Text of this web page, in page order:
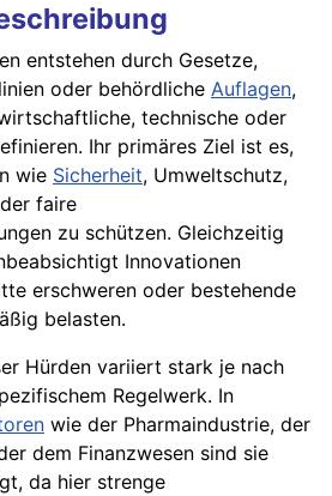
entstehen durch Gesetze,
oder behördliche Auflagen,
technische oder
Ihr primäres Ziel ist es,
wie Sicherheit, Umweltschutz,
faire
zu schützen. Gleichzeitig
Innovationen
erschweren oder bestehende
belasten.
Hürden variiert stark je nach
Regelwerk. In
wie der Pharmaindustrie, der
dem Finanzwesen sind sie
da hier strenge